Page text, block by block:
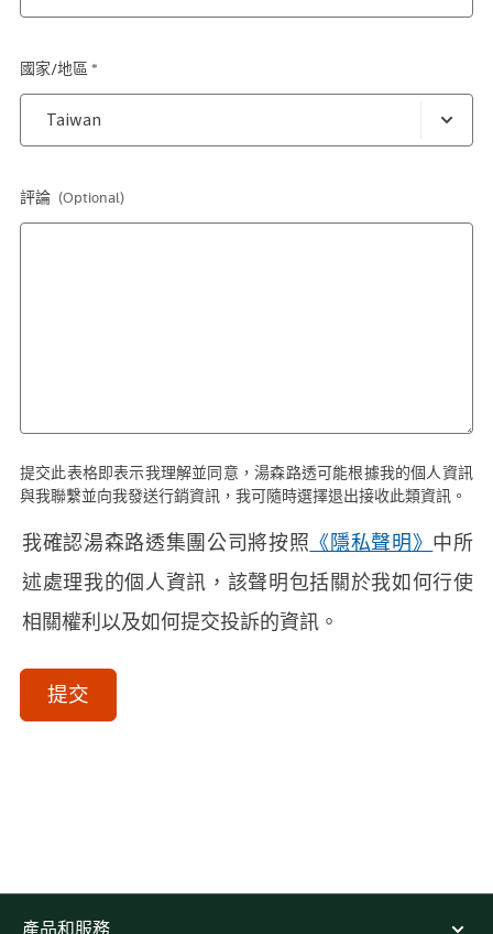
國家/地區 *
評論 (Optional)
提交此表格即表示我理解並同意，湯森路透可能根據我的個人資訊
與我聯繫並向我發送行銷資訊，我可隨時選擇退出接收此類資訊。
我確認湯森路透集團公司將按照 《隱私聲明》 中所
述處理我的個人資訊，該聲明包括關於我如何行使
相關權利以及如何提交投訴的資訊。
提交
產品和服務